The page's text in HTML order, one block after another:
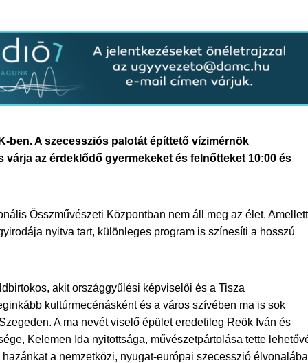
ben. A szecessziós palotát építtető vízimérnök
az érdeklődő gyermekeket és felnőtteket 10:00 és
Összművészeti Központban nem áll meg az élet.
nyitva tart, különleges program is színesíti a hosszú
akit országgyűlési képviselői és a Tisza
kultúrmecénásként és a város szívében ma is sok
A ma nevét viselő épület eredetileg Reök Iván és
Kelemen Ida nyitottsága, művészetpártolása tette
a nemzetközi, nyugat-európai szecesszió élvonalába